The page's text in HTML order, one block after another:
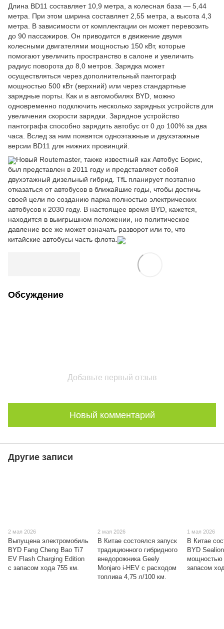
Длина BD11 составляет 10,9 метра, а колесная база — 5,44
метра. При этом ширина составляет 2,55 метра, а высота 4,3
метра. В зависимости от комплектации он может перевозить
до 90 пассажиров. Он приводится в движение двумя
колесными двигателями мощностью 150 кВт, которые
помогают увеличить пространство в салоне и увеличить
радиус поворота до 8,0 метров. Зарядка может
осуществляться через дополнительный пантограф
мощностью 500 кВт (верхний) или через стандартные
зарядные порты. Как и в автомобилях BYD, можно
одновременно подключить несколько зарядных устройств для
увеличения скорости зарядки. Зарядное устройство
пантографа способно зарядить автобус от 0 до 100% за два
часа. Вслед за ним появятся одноэтажные и двухэтажные
версии BD11 для нижних провинций.
Новый Routemaster, также известный как Автобус Борис,
был представлен в 2011 году и представляет собой
двухэтажный дизельный гибрид. TfL планирует поэтапно
отказаться от автобусов в ближайшие годы, чтобы достичь
своей цели по созданию парка полностью электрических
автобусов к 2030 году. В настоящее время BYD, кажется,
находится в выигрышном положении, но политическое
давление все же может означать разворот или то, что
китайские автобусы часть флота.
Обсуждение
Добавьте первый отзыв
Новый комментарий
Другие записи
2 мая 2026
Выпущена электромобиль
BYD Fang Cheng Bao Ti7
EV Flash Charging Edition
с запасом хода 755 км.
2 мая 2026
В Китае состоялся запуск
традиционного гибридного
внедорожника Geely
Monjaro i-HEV с расходом
топлива 4,75 л/100 км.
1 мая 2026
В Китае
BYD
мощностью
запасом